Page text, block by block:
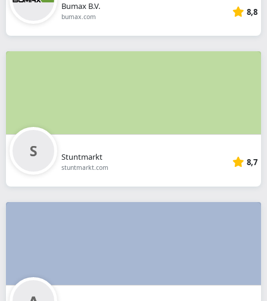
Bumax B.V.
bumax.com 8,8
Stuntmarkt
stuntmarkt.com 8,7